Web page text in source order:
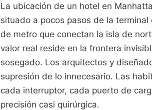
La ubicación de un hotel en
situado a pocos pasos de la
de metro que conectan la isla de
valor real reside en la frontera
sosegado. Los arquitectos y
supresión de lo innecesario. Las
cada interruptor, cada puerto de
precisión casi quirúrgica.